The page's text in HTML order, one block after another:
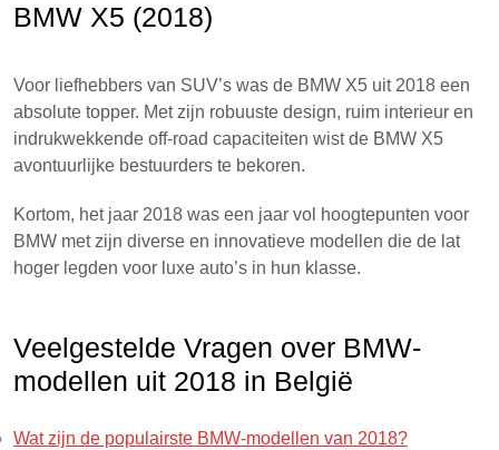
BMW X5 (2018)
Voor liefhebbers van SUV’s was de BMW X5 uit 2018 een
absolute topper. Met zijn robuuste design, ruim interieur en
indrukwekkende off-road capaciteiten wist de BMW X5
avontuurlijke bestuurders te bekoren.
Kortom, het jaar 2018 was een jaar vol hoogtepunten voor
BMW met zijn diverse en innovatieve modellen die de lat
hoger legden voor luxe auto’s in hun klasse.
Veelgestelde Vragen over BMW-
modellen uit 2018 in België
Wat zijn de populairste BMW-modellen van 2018?